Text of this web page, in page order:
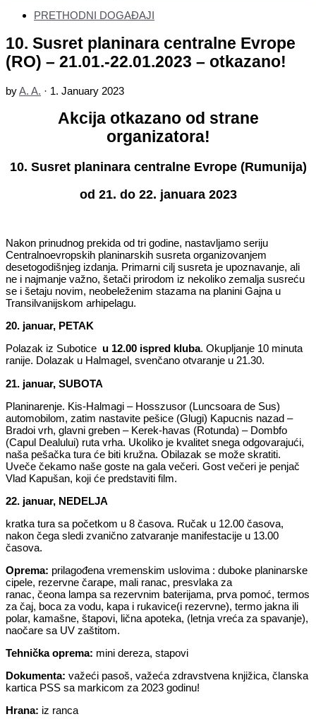
PRETHODNI DOGAĐAJI
10. Susret planinara centralne Evrope
(RO) – 21.01.-22.01.2023 – otkazano!
byA. A. · 1. January 2023
Akcija otkazano od strane
organizatora!
10. Susret planinara centralne Evrope (Rumunija)
od 21. do 22. januara 2023
Nakon prinudnog prekida od tri godine, nastavljamo seriju
Centralnoevropskih planinarskih susreta organizovanjem
desetogodišnjeg izdanja. Primarni cilj susreta je upoznavanje, ali
ne i najmanje važno, šetači prirodom iz nekoliko zemalja susreću
se i šetaju novim, neobeleženim stazama na planini Gajna u
Transilvanijskom arhipelagu.
20. januar, PETAK
Polazak iz Subotice u 12.00 ispred kluba. Okupljanje 10 minuta
ranije. Dolazak u Halmagel, svenčano otvaranje u 21.30.
21. januar, SUBOTA
Planinarenje. Kis-Halmagi – Hosszusor (Luncsoara de Sus)
automobilom, zatim nastavite pešice (Glugi) Kapucnis nazad –
Bradoi vrh, glavni greben – Kerek-havas (Rotunda) – Dombfo
(Capul Dealului) ruta vrha. Ukoliko je kvalitet snega odgovarajući,
naša pešačka tura će biti kružna. Obilazak se može skratiti.
Uveče čekamo naše goste na gala večeri. Gost večeri je penjač
Vlad Kapušan, koji će predstaviti film.
22. januar, NEDELJA
kratka tura sa početkom u 8 časova. Ručak u 12.00 časova,
nakon čega sledi zvanično zatvaranje manifestacije u 13.00
časova.
Oprema: prilagođena vremenskim uslovima : duboke planinarske
cipele, rezervne čarape, mali ranac, presvlaka za
ranac, čeona lampa sa rezervnim baterijama, prva pomoć, termos
za čaj, boca za vodu, kapa i rukavice(i rezervne), termo jakna ili
polar, kamašne, štapovi, lična apoteka, (letnja vreća za spavanje),
naočare sa UV zaštitom.
Tehnička oprema: mini dereza, stapovi
Dokumenta: važeći pasoš, važeća zdravstvena knjižica, članska
kartica PSS sa markicom za 2023 godinu!
Hrana: iz ranca